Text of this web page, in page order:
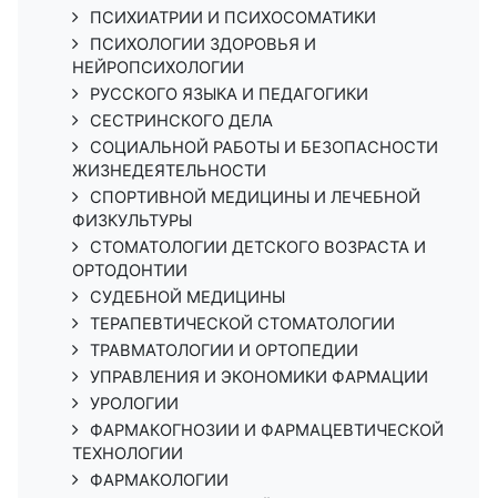
ПСИХИАТРИИ И ПСИХОСОМАТИКИ
ПСИХОЛОГИИ ЗДОРОВЬЯ И
НЕЙРОПСИХОЛОГИИ
РУССКОГО ЯЗЫКА И ПЕДАГОГИКИ
СЕСТРИНСКОГО ДЕЛА
СОЦИАЛЬНОЙ РАБОТЫ И БЕЗОПАСНОСТИ
ЖИЗНЕДЕЯТЕЛЬНОСТИ
СПОРТИВНОЙ МЕДИЦИНЫ И ЛЕЧЕБНОЙ
ФИЗКУЛЬТУРЫ
СТОМАТОЛОГИИ ДЕТСКОГО ВОЗРАСТА И
ОРТОДОНТИИ
СУДЕБНОЙ МЕДИЦИНЫ
ТЕРАПЕВТИЧЕСКОЙ СТОМАТОЛОГИИ
ТРАВМАТОЛОГИИ И ОРТОПЕДИИ
УПРАВЛЕНИЯ И ЭКОНОМИКИ ФАРМАЦИИ
УРОЛОГИИ
ФАРМАКОГНОЗИИ И ФАРМАЦЕВТИЧЕСКОЙ
ТЕХНОЛОГИИ
ФАРМАКОЛОГИИ